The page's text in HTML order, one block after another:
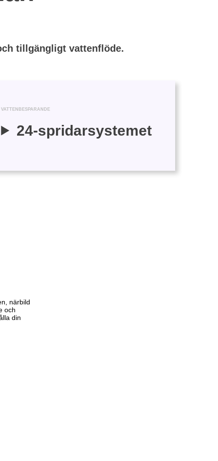
tillgängligt vattenflöde.
VATTENBESPARANDE
24-spridarsystemet
och
din